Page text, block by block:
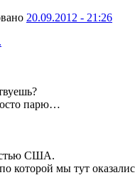
20.09.2012 - 21:26
парю…
США.
которой мы тут